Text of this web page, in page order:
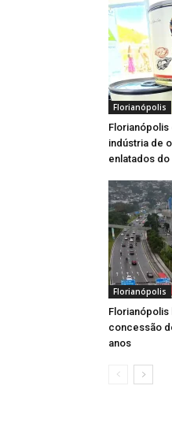
Florianópolis
indústria de
enlatados do
Florianópolis
Florianópolis
concessão
anos